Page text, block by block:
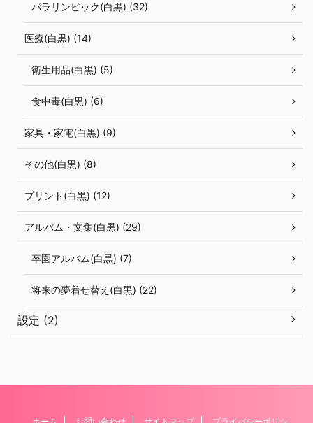
パラリンピック(白黒) (32)
医療(白黒) (14)
衛生用品(白黒) (5)
食中毒(白黒) (6)
家具・家電(白黒) (9)
その他(白黒) (8)
プリント(白黒) (12)
アルバム・文集(白黒) (29)
卒園アルバム(白黒) (7)
将来の夢着せ替え(白黒) (22)
設定 (2)